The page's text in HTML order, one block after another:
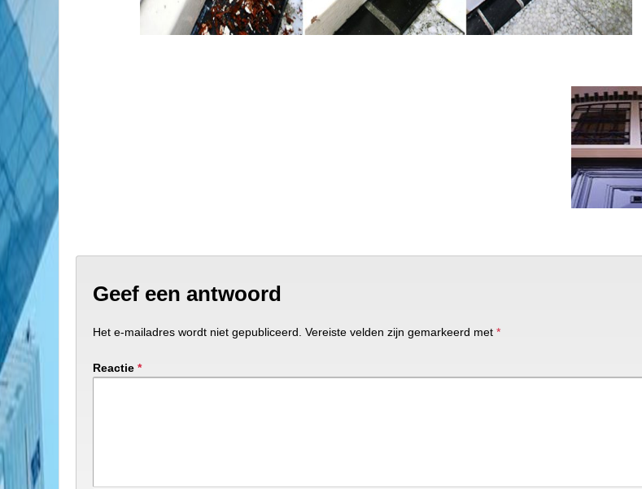
Geef een antwoord
Het e-mailadres wordt niet gepubliceerd. Vereiste velden zijn gemarkeerd met *
Reactie *